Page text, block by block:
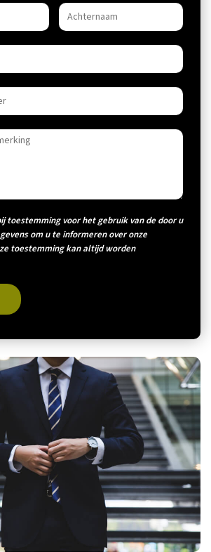
toestemming voor het gebruik van de door u
om u te informeren over onze
toestemming kan altijd worden